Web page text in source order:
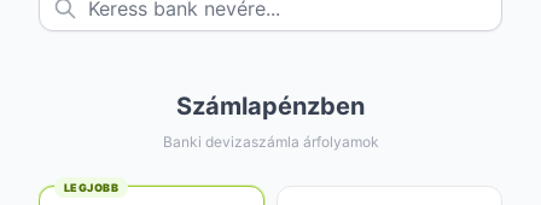
Számlapénzben
Banki devizaszámla árfolyamok
LEGJOBB